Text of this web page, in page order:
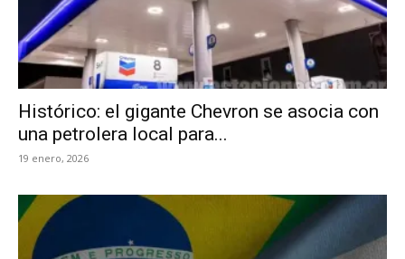
Histórico: el gigante Chevron se asocia con
una petrolera local para...
19 enero, 2026